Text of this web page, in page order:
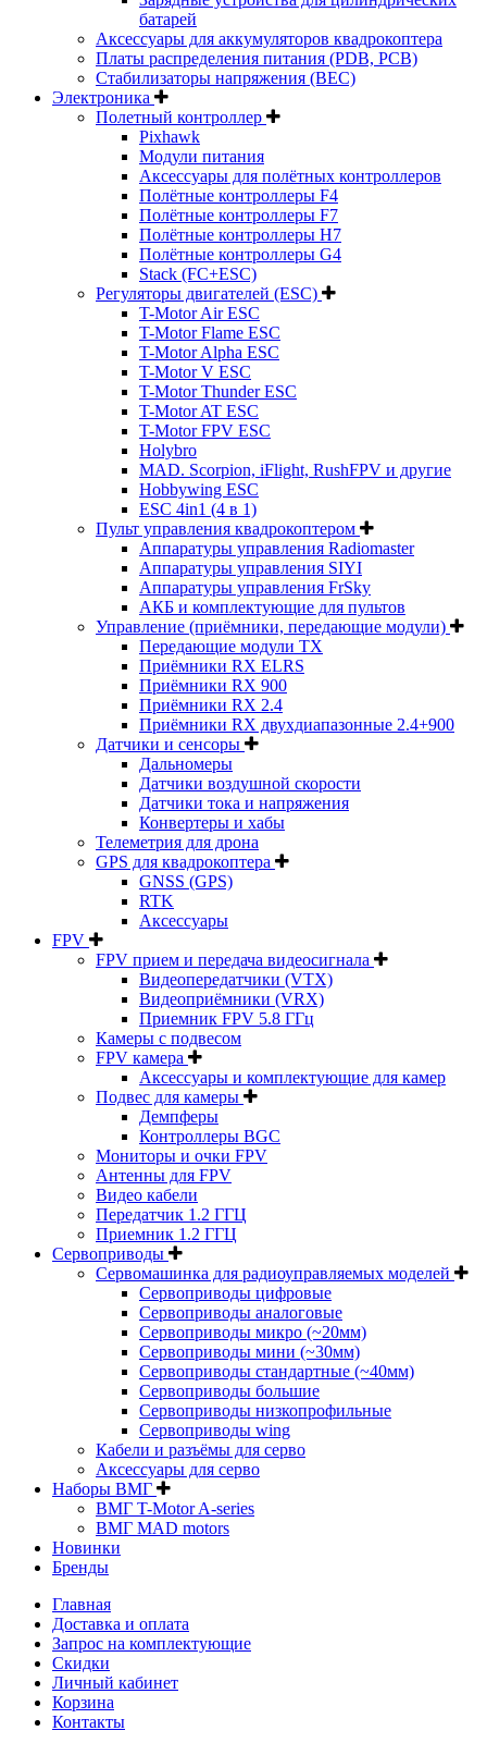
батарей
Аксессуары для аккумуляторов квадрокоптера
Платы распределения питания (PDB, PCB)
Стабилизаторы напряжения (BEC)
Электроника
Полетный контроллер
Pixhawk
Модули питания
Аксессуары для полётных контроллеров
Полётные контроллеры F4
Полётные контроллеры F7
Полётные контроллеры H7
Полётные контроллеры G4
Stack (FC+ESC)
Регуляторы двигателей (ESC)
T-Motor Air ESC
T-Motor Flame ESC
T-Motor Alpha ESC
T-Motor V ESC
T-Motor Thunder ESC
T-Motor AT ESC
T-Motor FPV ESC
Holybro
MAD. Scorpion, iFlight, RushFPV и другие
Hobbywing ESC
ESC 4in1 (4 в 1)
Пульт управления квадрокоптером
Аппаратуры управления Radiomaster
Аппаратуры управления SIYI
Аппаратуры управления FrSky
АКБ и комплектующие для пультов
Управление (приёмники, передающие модули)
Передающие модули TX
Приёмники RX ELRS
Приёмники RX 900
Приёмники RX 2.4
Приёмники RX двухдиапазонные 2.4+900
Датчики и сенсоры
Дальномеры
Датчики воздушной скорости
Датчики тока и напряжения
Конвертеры и хабы
Телеметрия для дрона
GPS для квадрокоптера
GNSS (GPS)
RTK
Аксессуары
FPV
FPV прием и передача видеосигнала
Видеопередатчики (VTX)
Видеоприёмники (VRX)
Приемник FPV 5.8 ГГц
Камеры с подвесом
FPV камера
Аксессуары и комплектующие для камер
Подвес для камеры
Демпферы
Контроллеры BGC
Мониторы и очки FPV
Антенны для FPV
Видео кабели
Передатчик 1.2 ГГЦ
Приемник 1.2 ГГЦ
Сервоприводы
Сервомашинка для радиоуправляемых моделей
Сервоприводы цифровые
Сервоприводы аналоговые
Сервоприводы микро (~20мм)
Сервоприводы мини (~30мм)
Сервоприводы стандартные (~40мм)
Сервоприводы большие
Сервоприводы низкопрофильные
Сервоприводы wing
Кабели и разъёмы для серво
Аксессуары для серво
Наборы ВМГ
ВМГ T-Motor A-series
ВМГ MAD motors
Новинки
Бренды
Главная
Доставка и оплата
Запрос на комплектующие
Скидки
Личный кабинет
Корзина
Контакты